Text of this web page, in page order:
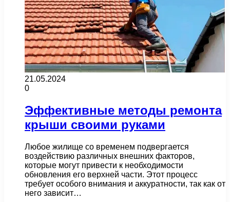
21.05.2024
0
Эффективные методы ремонта
крыши своими руками
Любое жилище со временем подвергается
воздействию различных внешних факторов,
которые могут привести к необходимости
обновления его верхней части. Этот процесс
требует особого внимания и аккуратности, так как от
него зависит…